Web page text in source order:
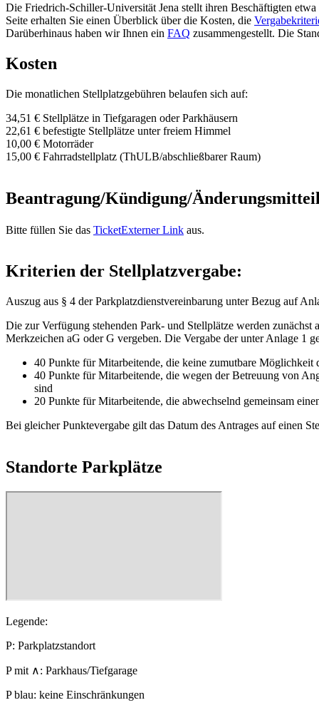
Die Friedrich-Schiller-Universität Jena stellt ihren Beschäftigten
Seite erhalten Sie einen Überblick über die Kosten, die
Darüberhinaus haben wir Ihnen ein FAQ zusammengestellt. Die
Kosten
Die monatlichen Stellplatzgebühren belaufen sich auf:
34,51 € Stellplätze in Tiefgaragen oder Parkhäusern
22,61 € befestigte Stellplätze unter freiem Himmel
10,00 € Motorräder
15,00 € Fahrradstellplatz (ThULB/abschließbarer Raum)
Beantragung/Kündigung/
Bitte füllen Sie das TicketExterner Link aus.
Kriterien der Stellplatzvergabe:
Auszug aus § 4 der Parkplatzdienstvereinbarung unter Bezug auf
Die zur Verfügung stehenden Park- und Stellplätze werden
Merkzeichen aG oder G vergeben. Die Vergabe der unter Anlage 1
40 Punkte für Mitarbeitende, die keine zumutbare
40 Punkte für Mitarbeitende, die wegen der Betreuung von
sind
20 Punkte für Mitarbeitende, die abwechselnd gemeinsam
Bei gleicher Punktevergabe gilt das Datum des Antrages auf einen
Standorte Parkplätze
Legende:
P: Parkplatzstandort
P mit ∧: Parkhaus/Tiefgarage
P blau: keine Einschränkungen